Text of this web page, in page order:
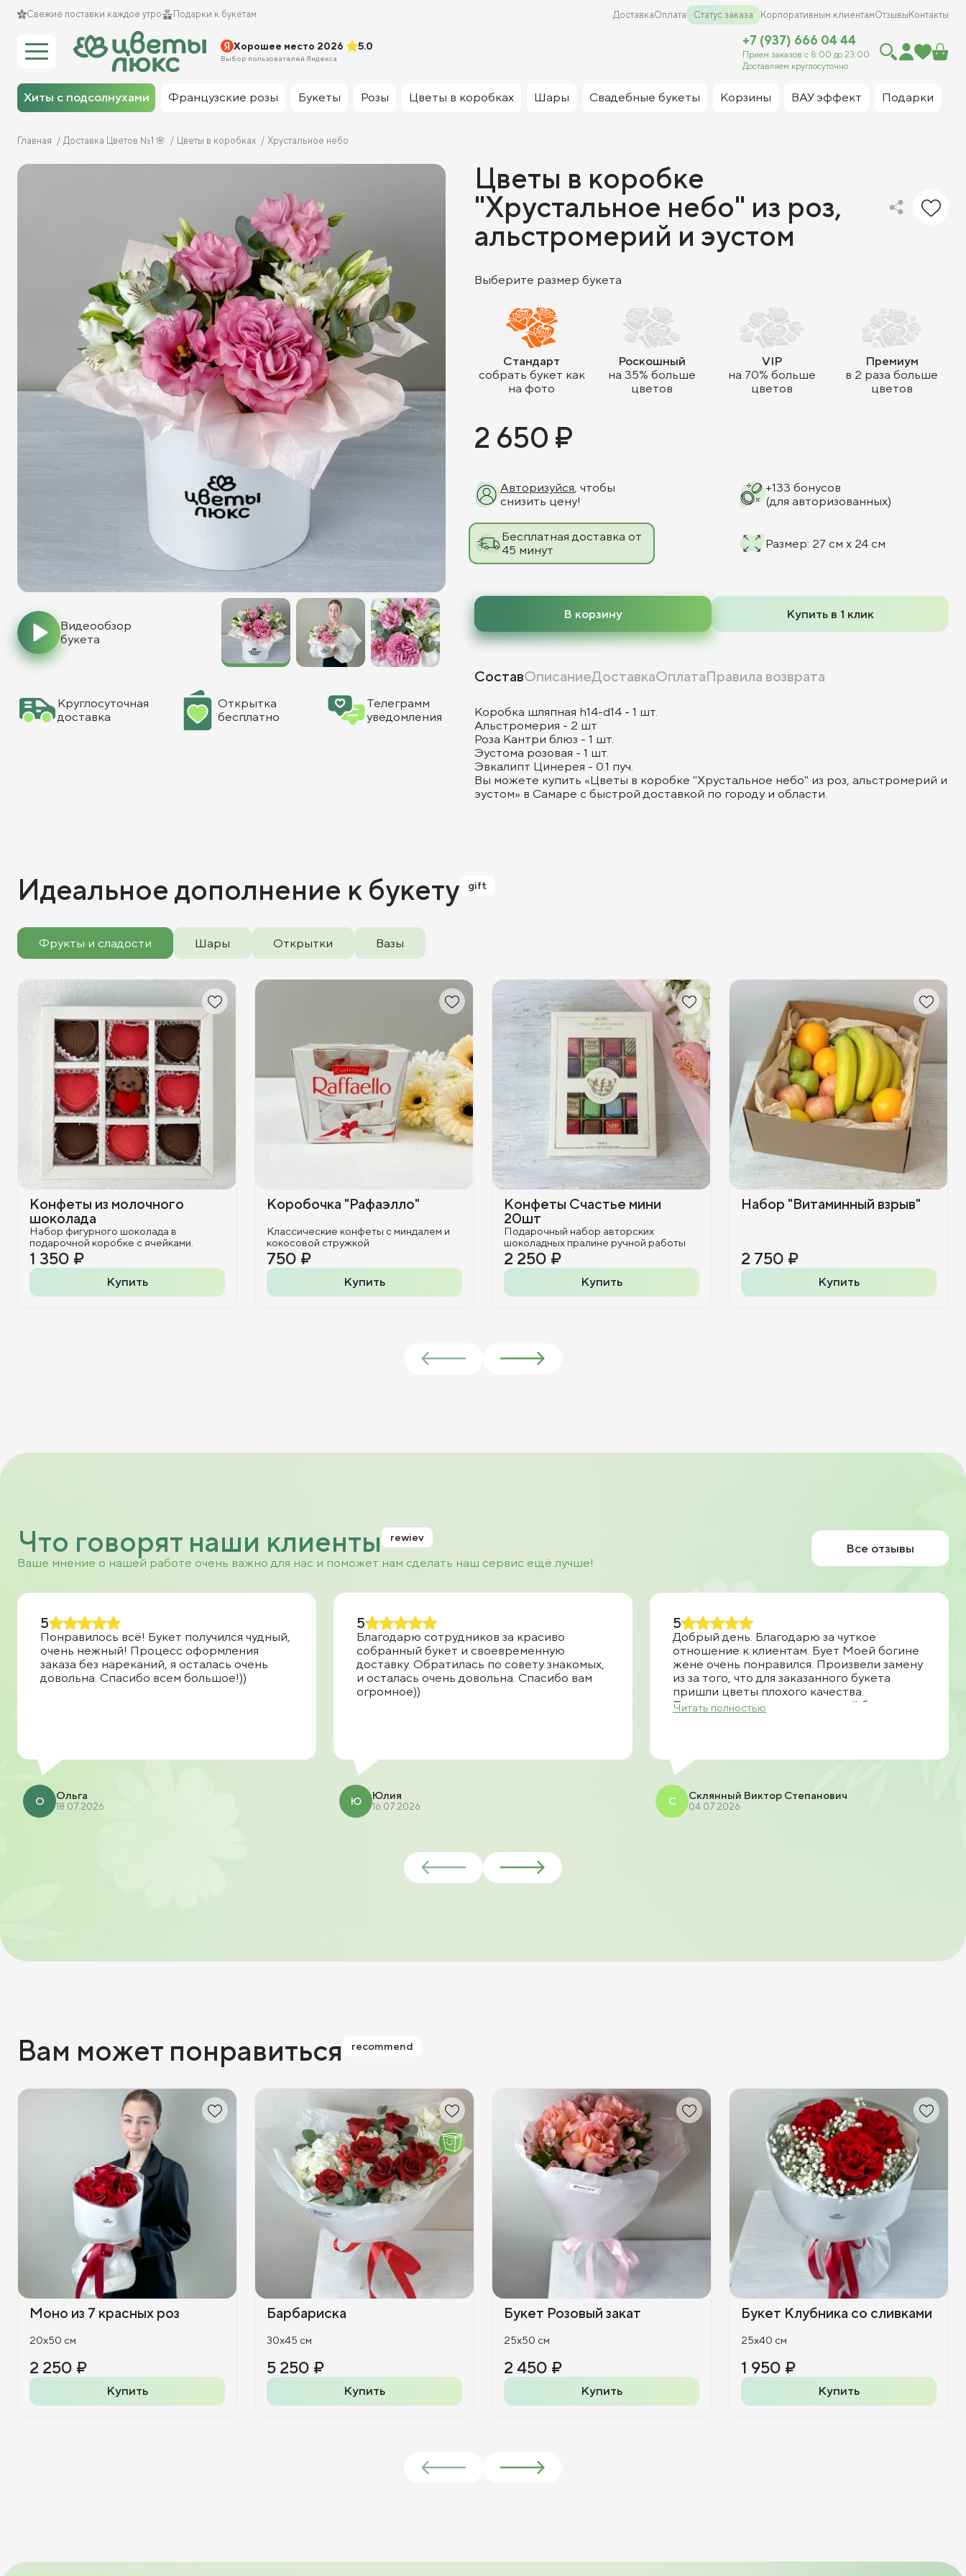
Свежие поставки каждое утро Подарки к букетам ДоставкаОплата Статус заказа Корпоративным клиентамОтзывы Контакты
Хорошее место 2026 5.0
Выбор пользователей Яндекса
+7 (937) 666 04 44
Прием заказов с 8:00 до 23:00
Доставляем круглосуточно
Хиты с подсолнухами Французские розы Букеты Розы Цветы в коробках Шары Свадебные букеты Корзины ВАУ эффект Подарки
Главная Доставка Цветов №1 🌸 Цветы в коробках Хрустальное небо
Видеообзор
букета
Круглосуточная
доставка
Открытка
бесплатно
Телеграмм
уведомления
Цветы в коробке
"Хрустальное небо" из роз,
альстромерий и эустом
Выберите размер букета
Стандарт
собрать букет как
на фото
Роскошный
на 35% больше
цветов
VIP
на 70% больше
цветов
Премиум
в 2 раза больше
цветов
2 650 ₽
Авторизуйся, чтобы
снизить цену!
+133 бонусов
(для авторизованных)
Бесплатная доставка от
45 минут
Размер: 27 см x 24 см
В корзину Купить в 1 клик
СоставОписаниеДоставкаОплатаПравила возврата
Коробка шляпная h14-d14 - 1 шт.
Альстромерия - 2 шт
Роза Кантри блюз - 1 шт.
Эустома розовая - 1 шт.
Эвкалипт Цинерея - 0.1 пуч.
Вы можете купить «Цветы в коробке "Хрустальное небо" из роз, альстромерий и
эустом» в Самаре с быстрой доставкой по городу и области.
Идеальное дополнение к букету gift
Фрукты и сладости Шары Открытки Вазы
Конфеты из молочного
шоколада
Набор фигурного шоколада в
подарочной коробке с ячейками.
1 350 ₽
Купить
Коробочка "Рафаэлло"
Классические конфеты с миндалем и
кокосовой стружкой
750 ₽
Купить
Конфеты Счастье мини
20шт
Подарочный набор авторских
шоколадных пралине ручной работы
2 250 ₽
Купить
Набор "Витаминный взрыв"
2 750 ₽
Купить
Что говорят наши клиенты rewiev
Ваше мнение о нашей работе очень важно для нас и поможет нам сделать наш сервис ещё лучше!
Все отзывы
5
Понравилось всё! Букет получился чудный,
очень нежный! Процесс оформления
заказа без нареканий, я осталась очень
довольна. Спасибо всем большое!))
О Ольга
18.07.2026
5
Благодарю сотрудников за красиво
собранный букет и своевременную
доставку. Обратилась по совету знакомых,
и осталась очень довольна. Спасибо вам
огромное))
Ю Юлия
16.07.2026
5
Добрый день. Благодарю за чуткое
отношение к клиентам. Бует Моей богине
жене очень понравился. Произвели замену
из за того, что для заказанного букета
пришли цветы плохого качества.
Позвонили, предложили другой букет.
Читать полностью
С Склянный Виктор Степанович
04.07.2026
Вам может понравиться recommend
Моно из 7 красных роз
20x50 см
2 250 ₽
Купить
Барбариска
30x45 см
5 250 ₽
Купить
Букет Розовый закат
25x50 см
2 450 ₽
Купить
Букет Клубника со сливками
25x40 см
1 950 ₽
Купить